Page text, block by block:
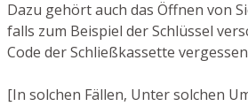
Dazu gehört auch das Öffnen von
falls zum Beispiel der Schlüssel
Code der Schließkassette
[In solchen Fällen, Unter solchen